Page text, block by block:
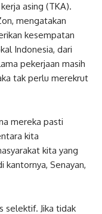
asing (TKA).
mengatakan
kesempatan
Indonesia, dari
pekerjaan masih
tak perlu merekrut
mereka pasti
kita
kita yang
kantornya, Senayan,
selektif. Jika tidak